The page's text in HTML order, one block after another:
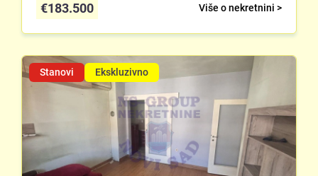
Više o nekretnini >
€183.500
Stanovi Ekskluzivno